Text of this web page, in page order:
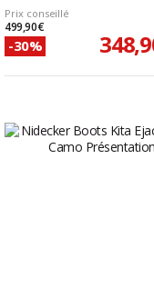
Prix conseillé
499,90 €
-30%